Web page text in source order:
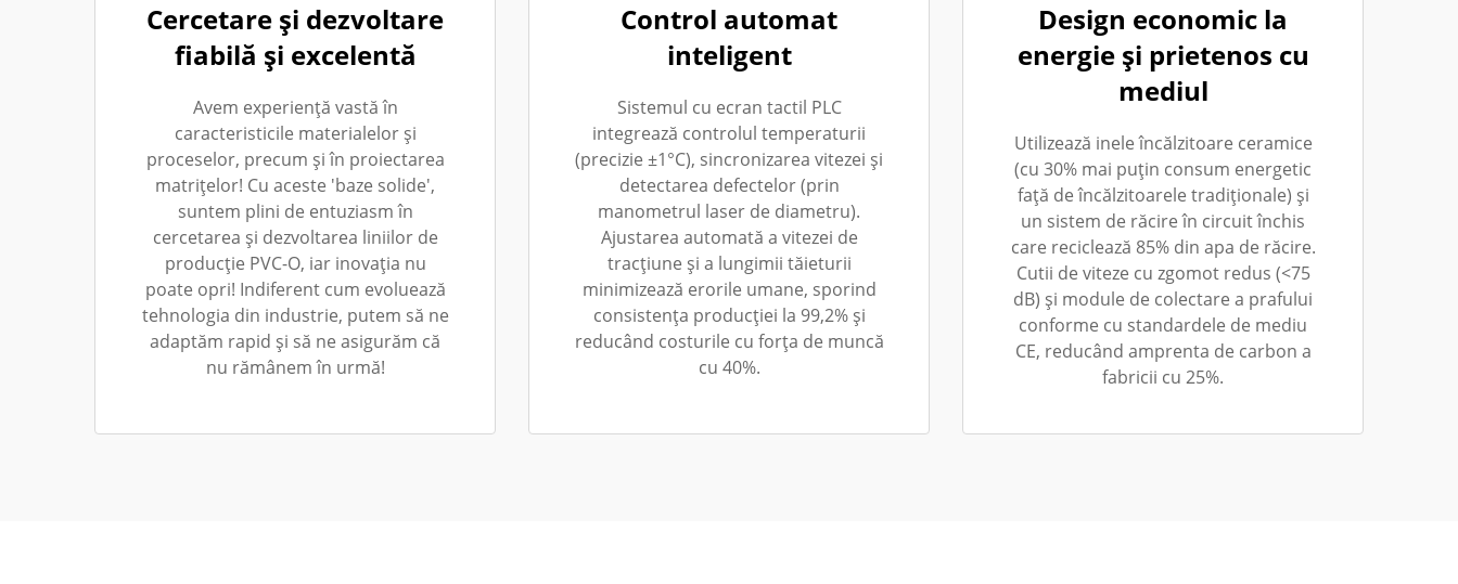
Cercetare și dezvoltare
fiabilă și excelentă
Avem experiență vastă în
caracteristicile materialelor și
proceselor, precum și în proiectarea
matrițelor! Cu aceste 'baze solide',
suntem plini de entuziasm în
cercetarea și dezvoltarea liniilor de
producție PVC-O, iar inovația nu
poate opri! Indiferent cum evoluează
tehnologia din industrie, putem să ne
adaptăm rapid și să ne asigurăm că
nu rămânem în urmă!
Control automat
inteligent
Sistemul cu ecran tactil PLC
integrează controlul temperaturii
(precizie ±1°C), sincronizarea vitezei și
detectarea defectelor (prin
manometrul laser de diametru).
Ajustarea automată a vitezei de
tracțiune și a lungimii tăieturii
minimizează erorile umane, sporind
consistența producției la 99,2% și
reducând costurile cu forța de muncă
cu 40%.
Design economic la
energie și prietenos cu
mediul
Utilizează inele încălzitoare ceramice
(cu 30% mai puțin consum energetic
față de încălzitoarele tradiționale) și
un sistem de răcire în circuit închis
care reciclează 85% din apa de răcire.
Cutii de viteze cu zgomot redus (<75
dB) și module de colectare a prafului
conforme cu standardele de mediu
CE, reducând amprenta de carbon a
fabricii cu 25%.